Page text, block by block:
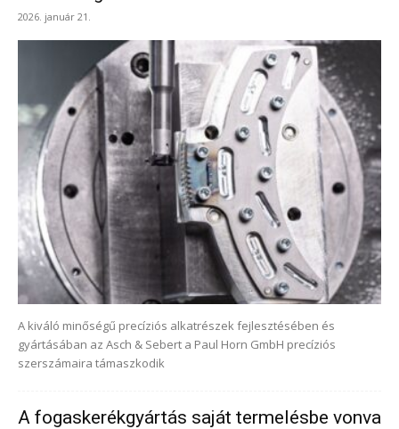
2026. január 21.
A kiváló minőségű precíziós alkatrészek fejlesztésében és
gyártásában az Asch & Sebert a Paul Horn GmbH precíziós
szerszámaira támaszkodik
A fogaskerékgyártás saját termelésbe vonva